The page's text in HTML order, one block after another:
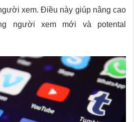
xem. Điều này giúp nâng cao
người xem mới và potental